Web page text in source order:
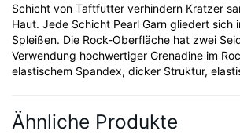
Schicht von Taftfutter verhindern Kratzer
Haut. Jede Schicht Pearl Garn gliedert sich
Spleißen. Die Rock-Oberfläche hat zwei
Verwendung hochwertiger Grenadine im
elastischem Spandex, dicker Struktur,
Ähnliche Produkte